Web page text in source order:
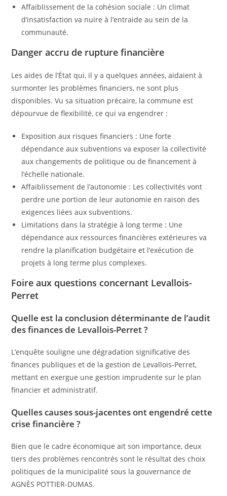
Affaiblissement de la cohésion sociale : Un climat
d’insatisfaction va nuire à l’entraide au sein de la
communauté.
Danger accru de rupture financière
Les aides de l’État qui, il y a quelques années, aidaient à
surmonter les problèmes financiers, ne sont plus
disponibles. Vu sa situation précaire, la commune est
dépourvue de flexibilité, ce qui va engendrer :
Exposition aux risques financiers : Une forte
dépendance aux subventions va exposer la collectivité
aux changements de politique ou de financement à
l’échelle nationale.
Affaiblissement de l’autonomie : Les collectivités vont
perdre une portion de leur autonomie en raison des
exigences liées aux subventions.
Limitations dans la stratégie à long terme : Une
dépendance aux ressources financières extérieures va
rendre la planification budgétaire et l’exécution de
projets à long terme plus complexes.
Foire aux questions concernant Levallois-
Perret
Quelle est la conclusion déterminante de l’audit
des finances de Levallois-Perret ?
L’enquête souligne une dégradation significative des
finances publiques et de la gestion de Levallois-Perret,
mettant en exergue une gestion imprudente sur le plan
financier et administratif.
Quelles causes sous-jacentes ont engendré cette
crise financière ?
Bien que le cadre économique ait son importance, deux
tiers des problèmes rencontrés sont le résultat des choix
politiques de la municipalité sous la gouvernance de
AGNÈS POTTIER-DUMAS.